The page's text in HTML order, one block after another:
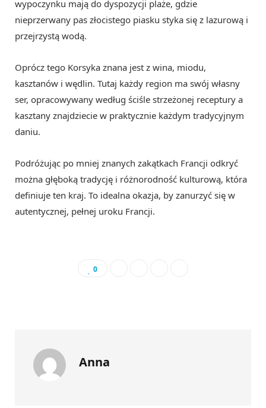
wypoczynku mają do dyspozycji plaże, gdzie
nieprzerwany pas złocistego piasku styka się z lazurową i
przejrzystą wodą.
Oprócz tego Korsyka znana jest z wina, miodu,
kasztanów i wędlin. Tutaj każdy region ma swój własny
ser, opracowywany według ściśle strzeżonej receptury a
kasztany znajdziecie w praktycznie każdym tradycyjnym
daniu.
Podróżując po mniej znanych zakątkach Francji odkryć
można głęboką tradycję i różnorodność kulturową, która
definiuje ten kraj. To idealna okazja, by zanurzyć się w
autentycznej, pełnej uroku Francji.
0
Anna